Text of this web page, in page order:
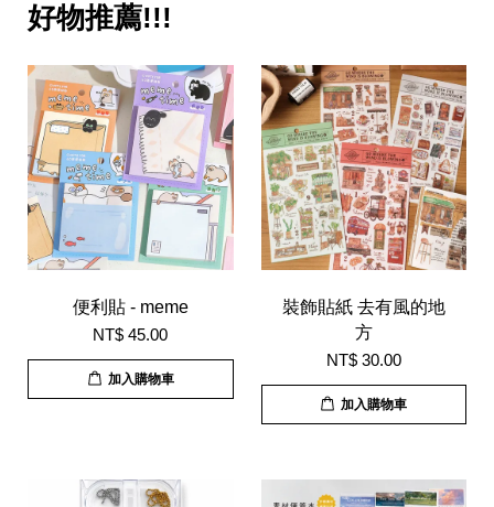
好物推薦!!!
便利貼 - meme
NT$ 45.00
加入購物車
裝飾貼紙 去有風的地
方
NT$ 30.00
加入購物車